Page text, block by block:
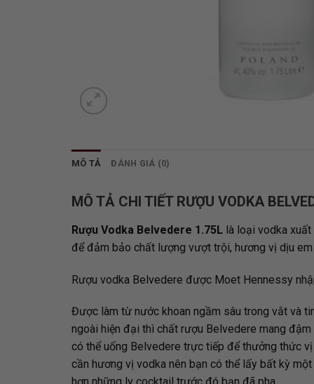
MÔ TẢ ĐÁNH GIÁ (0)
MÔ TẢ CHI TIẾT RƯỢU VODKA
Rượu Vodka Belvedere 1.75L là loại vodka
để đảm bảo chất lượng vượt trội, hương vị dịu em
Rượu vodka Belvedere được Moet Hennessy
Được làm từ nước khoan ngầm sâu trong vắt và
ngoài hiện đại thì chất rượu Belvedere mang
có thể uống Belvedere trực tiếp để thưởng thức
cần hương vị vodka nên bạn có thể lấy bất kỳ